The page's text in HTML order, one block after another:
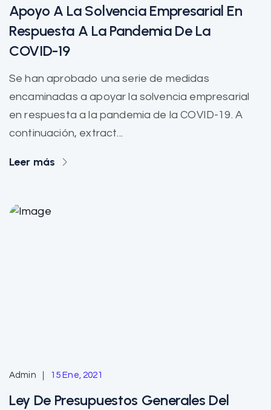
Apoyo A La Solvencia Empresarial En
Respuesta A La Pandemia De La
COVID-19
Se han aprobado una serie de medidas
encaminadas a apoyar la solvencia empresarial
en respuesta a la pandemia de la COVID-19. A
continuación, extract...
Leer más
Admin 15 Ene, 2021
Ley De Presupuestos Generales Del